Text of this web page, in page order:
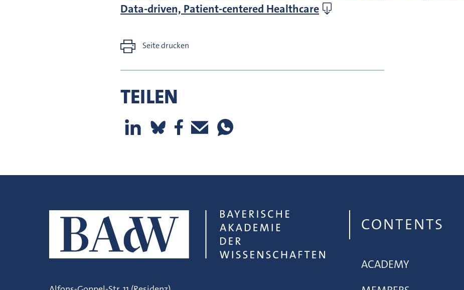
Data-driven, Patient-centered Healthcare
Seite drucken
TEILEN
CONTENTS
ACADEMY